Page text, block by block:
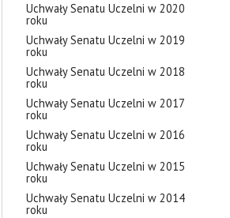
Uchwały Senatu Uczelni w 2020
roku
Uchwały Senatu Uczelni w 2019
roku
Uchwały Senatu Uczelni w 2018
roku
Uchwały Senatu Uczelni w 2017
roku
Uchwały Senatu Uczelni w 2016
roku
Uchwały Senatu Uczelni w 2015
roku
Uchwały Senatu Uczelni w 2014
roku